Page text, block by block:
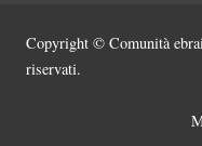
Copyright © Comunità
riservati.